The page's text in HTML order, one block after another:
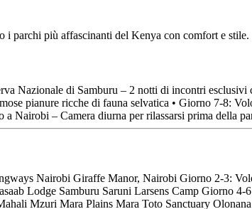
i parchi più affascinanti del Kenya con comfort e stile.
Nazionale di Samburu – 2 notti di incontri
pianure ricche di fauna selvatica • Giorno 7-8:
Nairobi – Camera diurna per rilassarsi prima della
Nairobi Giraffe Manor, Nairobi Giorno 2-3:
Lodge Samburu Saruni Larsens Camp Giorno
Mzuri Mara Plains Mara Toto Sanctuary